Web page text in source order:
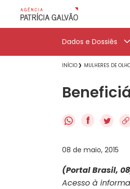
Dados e Dossiês
INÍCIO MULHERES DE
f
08 de maio, 2015
(Portal Brasil,
Acesso à